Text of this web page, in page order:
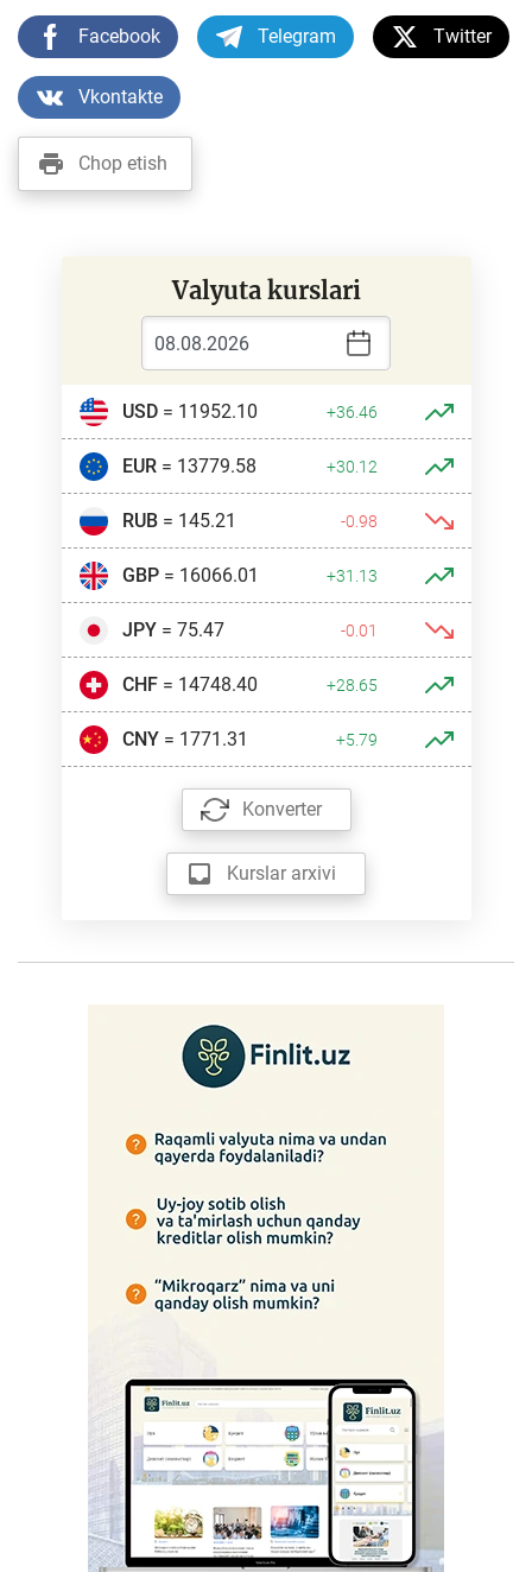
Facebook Telegram Twitter
Vkontakte
Chop etish
Valyuta kurslari
USD= 11952.10 +36.46
EUR= 13779.58 +30.12
RUB= 145.21 -0.98
GBP= 16066.01 +31.13
JPY= 75.47 -0.01
CHF= 14748.40 +28.65
CNY= 1771.31 +5.79
Konverter
Kurslar arxivi